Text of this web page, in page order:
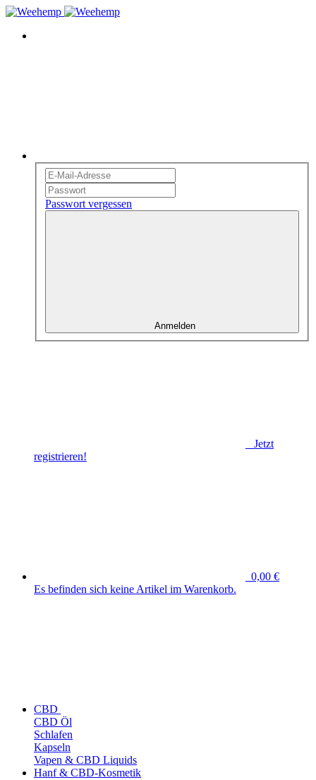
Passwort vergessen
Anmelden
Jetzt
registrieren!
0,00 €
Es befinden sich keine Artikel im Warenkorb.
CBD
CBD Öl
Schlafen
Kapseln
Vapen & CBD Liquids
Hanf & CBD-Kosmetik